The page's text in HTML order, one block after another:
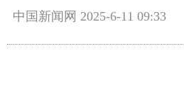
中国新闻网 2025-6-11 09:33